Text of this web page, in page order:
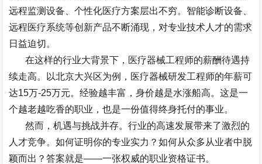
远程监测设备、个性化医疗方案层出不穷。智能诊断设备、
远程医疗系统等创新产品不断涌现，对专业技术人才的需求
日益迫切。
在这样的行业大背景下，医疗器械工程师的薪酬待遇持
续走高。以北京大兴区为例，医疗器械研发工程师的年薪可
达15万-25万元。经验越丰富，身价越是水涨船高。这是一
个越老越吃香的职业，也是一份值得终身托付的事业。
然而，机遇与挑战并存。行业的高速发展带来了激烈的
人才竞争。如何证明你的专业实力？如何从众多从业者中脱
颖而出？答案就是——一张权威的职业资格证书。